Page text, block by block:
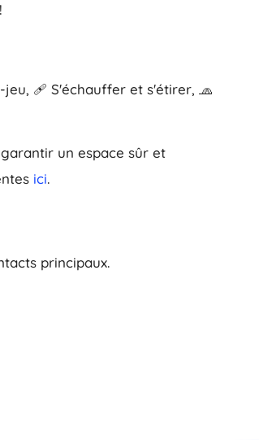
🩹 S'échauffer et s'étirer, 🧢
un espace sûr et
ici.
principaux.